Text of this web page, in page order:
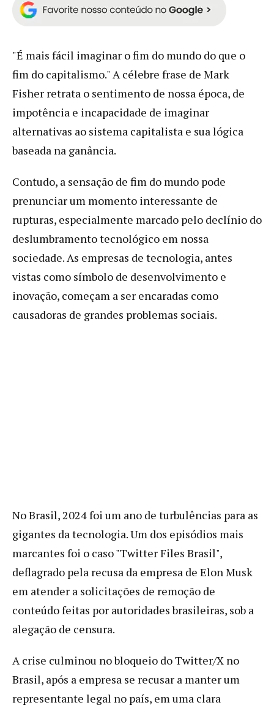
"É mais fácil imaginar o fim do mundo do que o
fim do capitalismo." A célebre frase de Mark
Fisher retrata o sentimento de nossa época, de
impotência e incapacidade de imaginar
alternativas ao sistema capitalista e sua lógica
baseada na ganância.
Contudo, a sensação de fim do mundo pode
prenunciar um momento interessante de
rupturas, especialmente marcado pelo declínio do
deslumbramento tecnológico em nossa
sociedade. As empresas de tecnologia, antes
vistas como símbolo de desenvolvimento e
inovação, começam a ser encaradas como
causadoras de grandes problemas sociais.
No Brasil, 2024 foi um ano de turbulências para as
gigantes da tecnologia. Um dos episódios mais
marcantes foi o caso "Twitter Files Brasil",
deflagrado pela recusa da empresa de Elon Musk
em atender a solicitações de remoção de
conteúdo feitas por autoridades brasileiras, sob a
alegação de censura.
A crise culminou no bloqueio do Twitter/X no
Brasil, após a empresa se recusar a manter um
representante legal no país, em uma clara